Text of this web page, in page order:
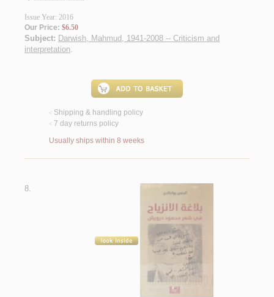
Issue Year: 2016
Our Price: $6.50
Subject: Darwish, Mahmud, 1941-2008 -- Criticism and
interpretation.
< Shipping & handling policy
< 7 day returns policy
Usually ships within 8 weeks
8.